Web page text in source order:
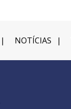
NOTÍCIAS